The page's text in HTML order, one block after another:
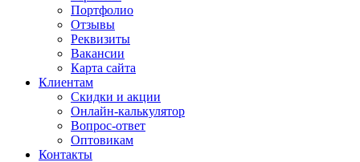
Портфолио
Отзывы
Реквизиты
Вакансии
Карта сайта
Клиентам
Скидки и акции
Онлайн-калькулятор
Вопрос-ответ
Оптовикам
Контакты